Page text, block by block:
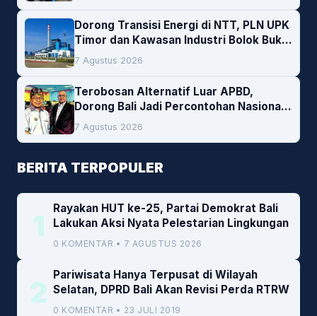
Dorong Transisi Energi di NTT, PLN UPK
Timor dan Kawasan Industri Bolok Buka
Peluang Investasi Woodchip untuk
Cofiring PLTU Bolok
7 Agustus 2026
Terobosan Alternatif Luar APBD,
Dorong Bali Jadi Percontohan Nasional
Pembiayaan Daerah
7 Agustus 2026
BERITA TERPOPULER
1
Rayakan HUT ke-25, Partai Demokrat Bali
Lakukan Aksi Nyata Pelestarian Lingkungan
0 KOMENTAR • 7 AGUSTUS 2026
2
Pariwisata Hanya Terpusat di Wilayah
Selatan, DPRD Bali Akan Revisi Perda RTRW
0 KOMENTAR • 23 JULI 2019